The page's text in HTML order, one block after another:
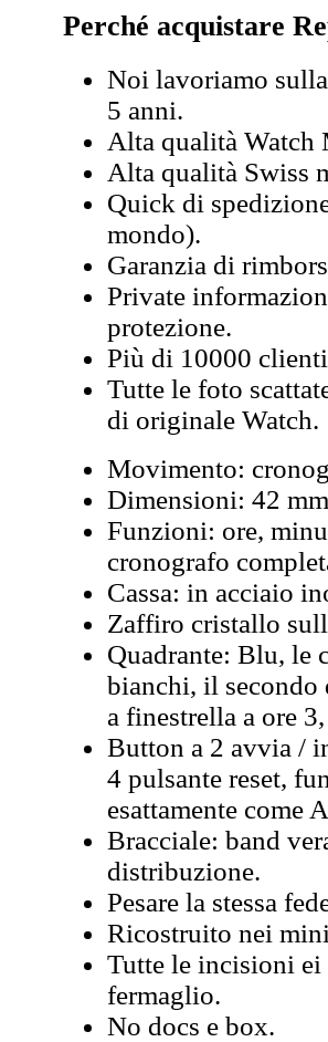
Perché acquistare
Noi lavoriamo
5 anni.
Alta qualità Watch
Alta qualità Swiss
Quick di
mondo).
Garanzia di
Private
protezione.
Più di 10000
Tutte le foto
di originale Watch.
Movimento:
Dimensioni: 42
Funzioni: ore,
cronografo
Cassa: in acciaio
Zaffiro cristallo
Quadrante: Blu, le
bianchi, il secondo
a finestrella a ore
Button a 2 avvia /
4 pulsante reset,
esattamente come
Bracciale: band
distribuzione.
Pesare la stessa
Ricostruito nei
Tutte le incisioni ei
fermaglio.
No docs e box.